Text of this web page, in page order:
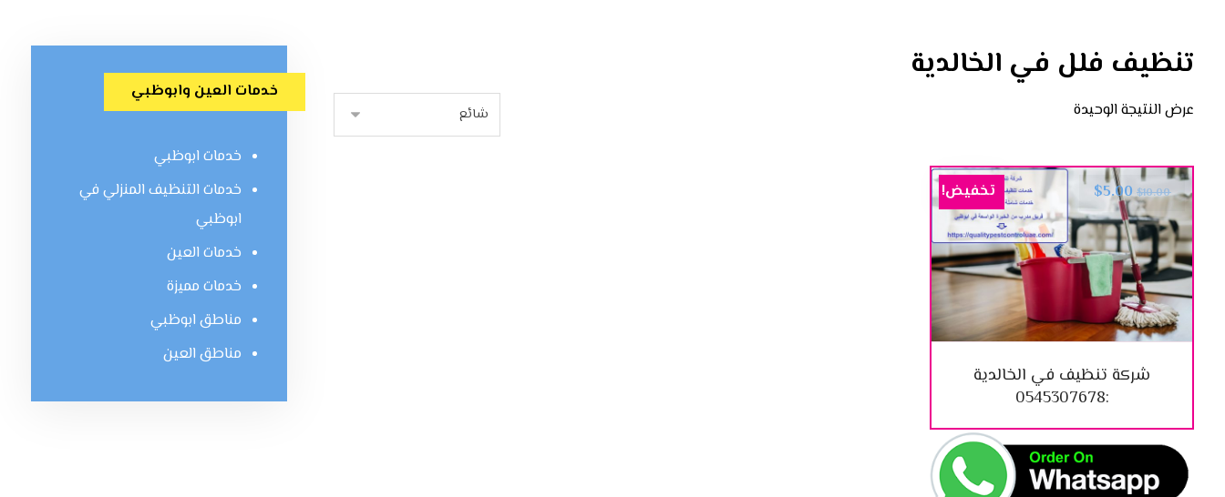
تنظيف فلل في الخالدية
عرض النتيجة الوحيدة
شركة تنظيف في الخالدية
:0545307678
$10.00
$5.00 تخفيض!
خدمات العين وابوظبي
خدمات ابوظبي
خدمات التنظيف المنزلي في
ابوظبي
خدمات العين
خدمات مميزة
مناطق ابوظبي
مناطق العين